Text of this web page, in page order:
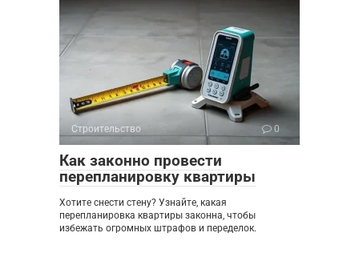
Строительство 0
Как законно провести
перепланировку квартиры
Хотите снести стену? Узнайте, какая
перепланировка квартиры законна, чтобы
избежать огромных штрафов и переделок.